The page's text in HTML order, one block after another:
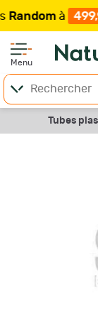
à 499,90€
Menu
Tubes